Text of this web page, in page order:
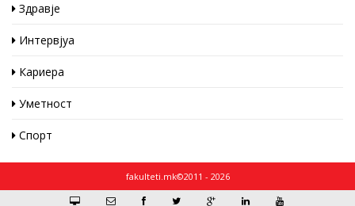
Здравје
Интервјуа
Кариера
Уметност
Спорт
fakulteti.mk©2011 - 2026